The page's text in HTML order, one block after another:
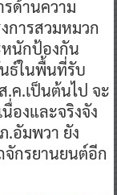
รด้านความ
การสวมหมวก
นักป้องกัน
ธ์ในพื้นที่รับ
ค.เป็นต้นไป จะ
องและจริงจัง
อัมพวา ยัง
จักรยานยนต์อีก